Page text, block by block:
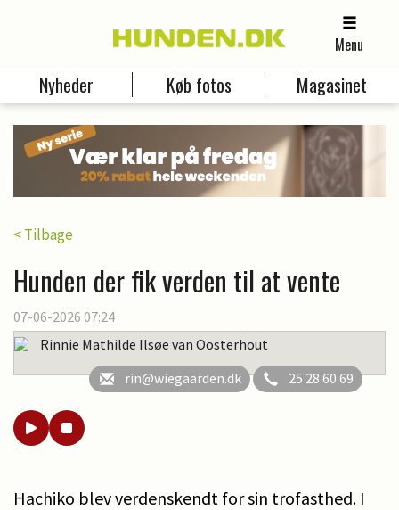
Menu
Nyheder Køb fotos Magasinet
< Tilbage
Hunden der fik verden til at vente
07-06-2026 07:24
Rinnie Mathilde Ilsøe van Oosterhout
rin@wiegaarden.dk
25 28 60 69
Hachiko blev verdenskendt for sin trofasthed. I